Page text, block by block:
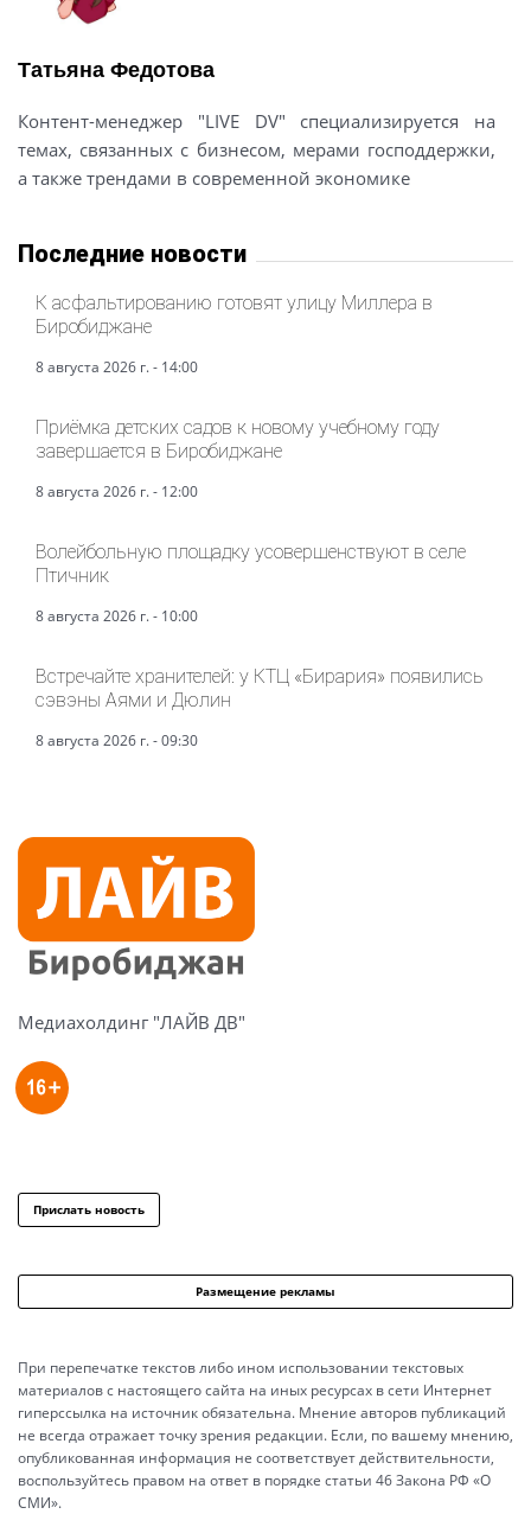
Татьяна Федотова
Контент-менеджер "LIVE DV" специализируется на
темах, связанных с бизнесом, мерами господдержки,
а также трендами в современной экономике
Последние новости
К асфальтированию готовят улицу Миллера в
Биробиджане
8 августа 2026 г. - 14:00
Приёмка детских садов к новому учебному году
завершается в Биробиджане
8 августа 2026 г. - 12:00
Волейбольную площадку усовершенствуют в селе
Птичник
8 августа 2026 г. - 10:00
Встречайте хранителей: у КТЦ «Бирария» появились
сэвэны Аями и Дюлин
8 августа 2026 г. - 09:30
Медиахолдинг "ЛАЙВ ДВ"
Прислать новость
Размещение рекламы
При перепечатке текстов либо ином использовании текстовых
материалов с настоящего сайта на иных ресурсах в сети Интернет
гиперссылка на источник обязательна. Мнение авторов публикаций
не всегда отражает точку зрения редакции. Если, по вашему мнению,
опубликованная информация не соответствует действительности,
воспользуйтесь правом на ответ в порядке статьи 46 Закона РФ «О
СМИ».